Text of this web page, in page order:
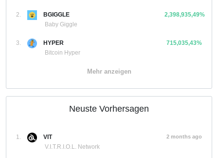
2.
BGIGGLE
Baby Giggle
2,398,935,49%
3.
HYPER
Bitcoin Hyper
715,035,43%
Mehr anzeigen
Neuste Vorhersagen
1.
VIT
V.I.T.R.I.O.L. Network
2 months ago